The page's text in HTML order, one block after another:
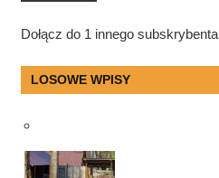
Dołącz do 1 innego subskrybenta
LOSOWE WPISY